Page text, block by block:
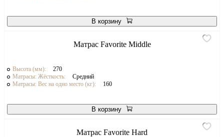
В корзину
Матрас Favorite Middle
Высота (мм):
270
Матрасы: Жёсткость:
Средний
Матрасы: Вес на одно место (кг):
160
В корзину
Матрас Favorite Hard